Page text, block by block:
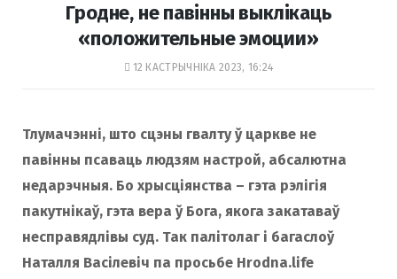
Гродне, не павінны выклікаць
«положительные эмоции»
12 КАСТРЫЧНІКА 2023, 16:24
Тлумачэнні, што сцэны гвалту ў царкве не
павінны псаваць людзям настрой, абсалютна
недарэчныя. Бо хрысціянства – гэта рэлігія
пакутнікаў, гэта вера ў Бога, якога закатаваў
несправядлівы суд. Так палітолаг і багаслоў
Наталля Васілевіч па просьбе Hrodna.life